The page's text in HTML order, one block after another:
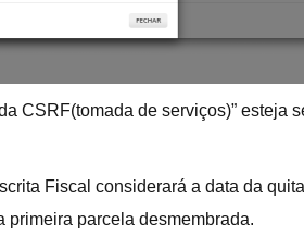
CSRF(tomada de serviços)” esteja
Fiscal considerará a data da
primeira parcela desmembrada.